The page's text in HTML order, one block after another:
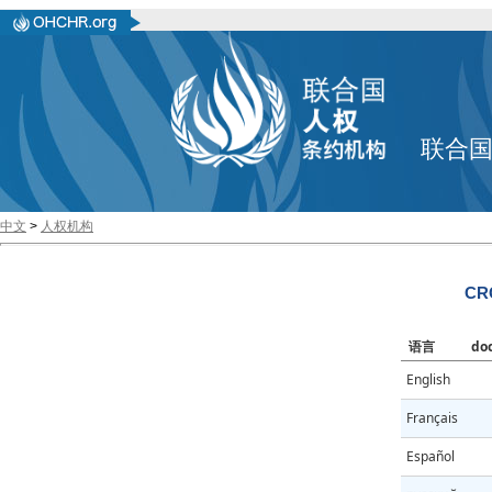
联合
中文 > 人权机构
语言
English
Français
Español